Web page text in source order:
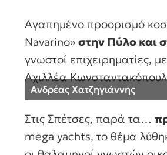
Αγαπημένο προορισμό
Navarino» στην Πύλο και
γνωστοί επιχειρηματίες,
Αχιλλέα
Ανδρέας Χατζηγιάννης
Στις Σπέτσες, παρά τα…
mega yachts, το θέμα